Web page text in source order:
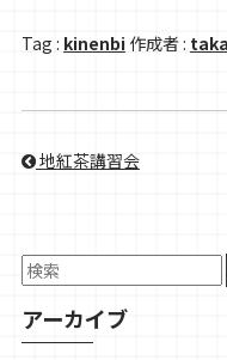
Tag : kinenbi 作成者 :
地紅茶講習会
アーカイブ